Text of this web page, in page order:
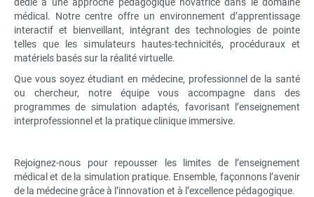
médical. Notre centre offre un environnement d’apprentissage
interactif et bienveillant, intégrant des technologies de pointe
telles que les simulateurs hautes-technicités, procéduraux et
matériels basés sur la réalité virtuelle.
Que vous soyez étudiant en médecine, professionnel de la santé
ou chercheur, notre équipe vous accompagne dans des
programmes de simulation adaptés, favorisant l’enseignement
interprofessionnel et la pratique clinique immersive.
Rejoignez-nous pour repousser les limites de l’enseignement
médical et de la simulation pratique. Ensemble, façonnons l’avenir
de la médecine grâce à l’innovation et à l’excellence pédagogique.